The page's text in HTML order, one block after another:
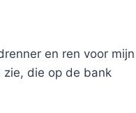
en ren voor mijn
die op de bank